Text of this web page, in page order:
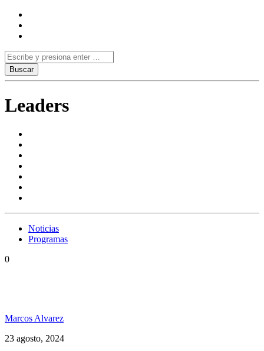
Leaders
Noticias
Programas
0
Marcos Alvarez
23 agosto, 2024